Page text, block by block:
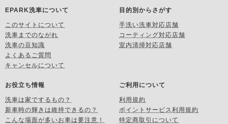
EPARK洗車について
このサイトについて
洗車までのながれ
洗車の豆知識
よくあるご質問
キャンセルについて
目的別からさがす
手洗い洗車対応店舗
コーティング対応店舗
室内清掃対応店舗
お役立ち情報
洗車は家でするもの？
新車時の輝きは維持できるの？
こんな場面が多いお車は要注意！
ご利用について
利用規約
ポイントサービス利用規約
特定商取引について